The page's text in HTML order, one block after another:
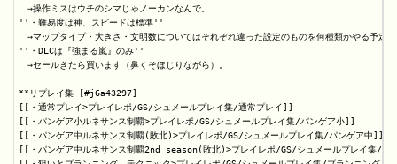
→操作ミスはウチのシマじゃノーカンなんで。
''・難易度は神、スピードは標準''
→マップタイプ・大きさ・文明数についてはそれぞれ違った設定のものを何種類かやる予定
''・DLCは『強まる嵐』のみ''
→セールきたら買います（鼻くそほじりながら）。
**リプレイ集 [#j6a43297]
[[・通常プレイ>プレイレポ/GS/シュメールプレイ集/通常プレイ]]
[[・パンゲア小ルネサンス制覇>プレイレポ/GS/シュメールプレイ集/パンゲア小]]
[[・パンゲア中ルネサンス制覇(敗北)>プレイレポ/GS/シュメールプレイ集/パンゲア中]]
[[・パンゲア中ルネサンス制覇2nd season(敗北)>プレイレポ/GS/シュメールプレイ集/パ